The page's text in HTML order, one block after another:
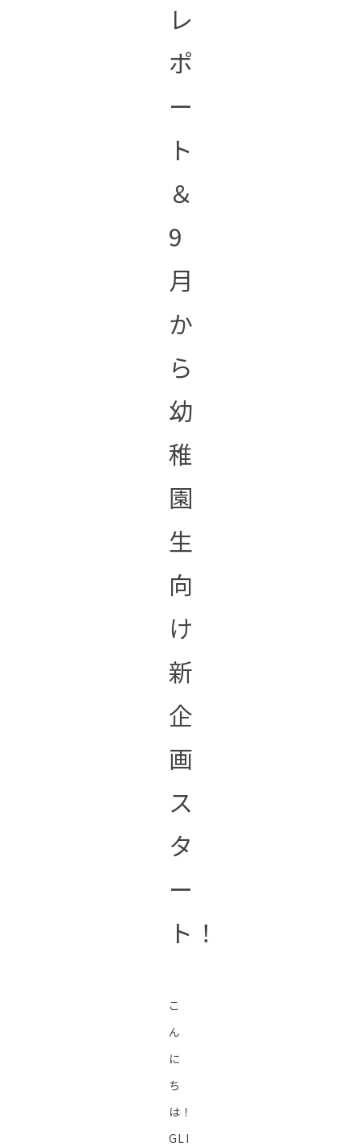
レ
ポ
ー
ト
＆
9
月
か
ら
幼
稚
園
生
向
け
新
企
画
ス
タ
ー
ト！
こ
ん
に
ち
は！
GLI